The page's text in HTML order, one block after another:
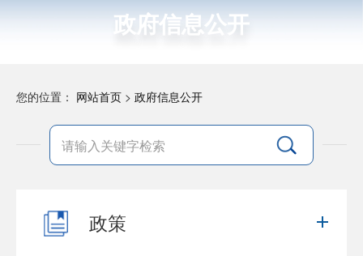
政府信息公开
您的位置： 网站首页 > 政府信息公开
政策